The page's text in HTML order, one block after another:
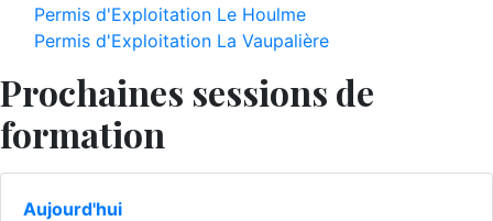
Permis d'Exploitation Le Houlme
Permis d'Exploitation La Vaupalière
Prochaines sessions de
formation
Aujourd'hui